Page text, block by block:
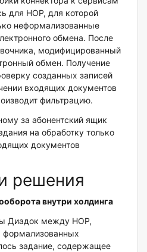
для НОР, для которой
неформализованные
обмена. После
модифицированный
обмен. Получение
созданных записей
входящих документов
фильтрацию.
за абонентский ящик
на обработку только
документов
решения
внутри холдинга
Диадок между НОР,
задание, содержащее